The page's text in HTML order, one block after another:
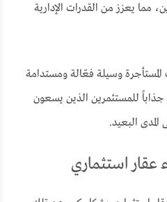
مما يعزز من القدرات الإدارية
المستأجرة وسيلة فعّالة ومستدامة
جذاباً للمستثمرين الذين يسعون
المدى البعيد.
عقار استثماري